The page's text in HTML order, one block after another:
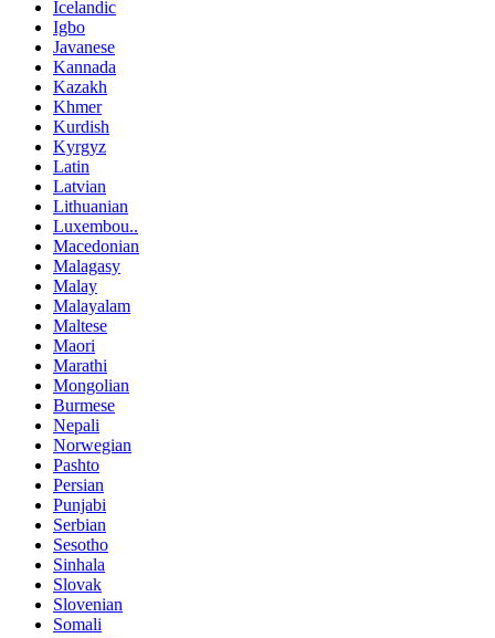
Icelandic
Igbo
Javanese
Kannada
Kazakh
Khmer
Kurdish
Kyrgyz
Latin
Latvian
Lithuanian
Luxembou..
Macedonian
Malagasy
Malay
Malayalam
Maltese
Maori
Marathi
Mongolian
Burmese
Nepali
Norwegian
Pashto
Persian
Punjabi
Serbian
Sesotho
Sinhala
Slovak
Slovenian
Somali